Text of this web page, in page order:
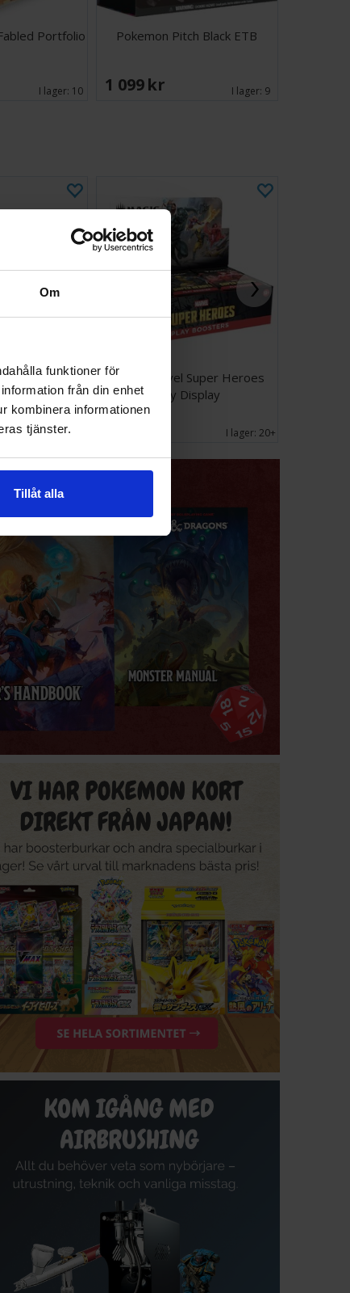
Om
funktioner för
från din enhet
kombinera informationen
tjänster.
Tillåt alla
Portfolio
I lager: 10
Pokemon Pitch Black ETB
1 099 SEK I lager: 9
Evolution
I lager:20+
Magic Marvel Super Heroes
Play Display
I lager: 20+